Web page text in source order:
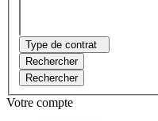
Type de contrat
Rechercher
Rechercher
Votre compte